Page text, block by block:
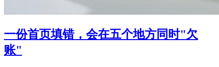
一份首页填错，会在五个地方同时"欠
账"